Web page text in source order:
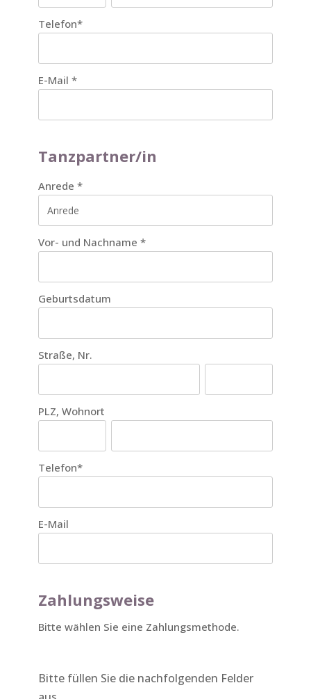
Telefon*
E-Mail *
Tanzpartner/in
Anrede *
Vor- und Nachname *
Geburtsdatum
Straße, Nr.
PLZ, Wohnort
Telefon*
E-Mail
Zahlungsweise
Bitte wählen Sie eine Zahlungsmethode.
Bitte füllen Sie die nachfolgenden Felder